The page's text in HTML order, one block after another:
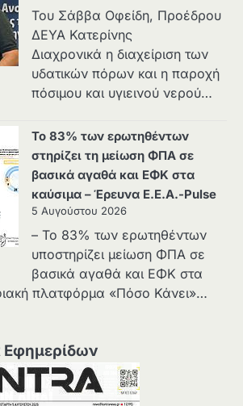
Του Σάββα Οφείδη, Προέδρου
ΔΕΥΑ Κατερίνης
Διαχρονικά η διαχείριση των
υδατικών πόρων και η παροχή
πόσιμου και υγιεινού νερού…
Το 83% των ερωτηθέντων
στηρίζει τη μείωση ΦΠΑ σε
βασικά αγαθά και ΕΦΚ στα
καύσιμα – Έρευνα Ε.Ε.Α.-Pulse
5 Αυγούστου 2026
– Το 83% των ερωτηθέντων
υποστηρίζει μείωση ΦΠΑ σε
βασικά αγαθά και ΕΦΚ στα
πλατφόρμα «Πόσο Κάνει»…